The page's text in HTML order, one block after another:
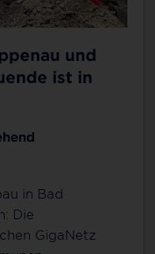
und
ist in
in Bad
Die
GigaNetz